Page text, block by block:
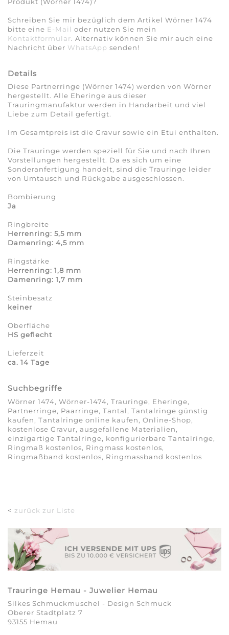
Produkt (Wörner 1474)?
Schreiben Sie mir bezüglich dem Artikel Wörner 1474
bitte eine E-Mail oder nutzen Sie mein
Kontaktformular. Alternativ können Sie mir auch eine
Nachricht über WhatsApp senden!
Details
Diese Partnerringe (Wörner 1474) werden von Wörner
hergestellt. Alle Eheringe aus dieser
Trauringmanufaktur werden in Handarbeit und viel
Liebe zum Detail gefertigt.
Im Gesamtpreis ist die Gravur sowie ein Etui enthalten.
Die Trauringe werden speziell für Sie und nach Ihren
Vorstellungen hergestellt. Da es sich um eine
Sonderanfertigung handelt, sind die Trauringe leider
von Umtausch und Rückgabe ausgeschlossen.
Bombierung
Ja
Ringbreite
Herrenring: 5,5 mm
Damenring: 4,5 mm
Ringstärke
Herrenring: 1,8 mm
Damenring: 1,7 mm
Steinbesatz
keiner
Oberfläche
HS geflecht
Lieferzeit
ca. 14 Tage
Suchbegriffe
Wörner 1474, Wörner-1474, Trauringe, Eheringe,
Partnerringe, Paarringe, Tantal, Tantalringe günstig
kaufen, Tantalringe online kaufen, Online-Shop,
kostenlose Gravur, ausgefallene Materialien,
einzigartige Tantalringe, konfigurierbare Tantalringe,
Ringmaß kostenlos, Ringmass kostenlos,
Ringmaßband kostenlos, Ringmassband kostenlos
< zurück zur Liste
Trauringe Hemau - Juwelier Hemau
Silkes Schmuckmuschel - Design Schmuck
Oberer Stadtplatz 7
93155 Hemau